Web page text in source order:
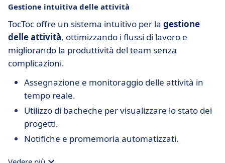
Gestione intuitiva delle attività
TocToc offre un sistema intuitivo per la gestione
delle attività, ottimizzando i flussi di lavoro e
migliorando la produttività del team senza
complicazioni.
Assegnazione e monitoraggio delle attività in
tempo reale.
Utilizzo di bacheche per visualizzare lo stato dei
progetti.
Notifiche e promemoria automatizzati.